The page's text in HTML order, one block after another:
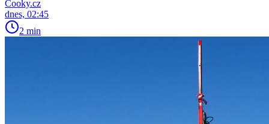
Cooky.cz
dnes, 02:45
2 min